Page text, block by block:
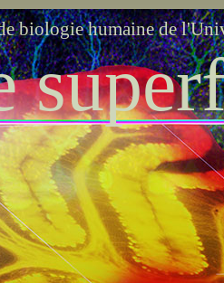
biologie humaine de